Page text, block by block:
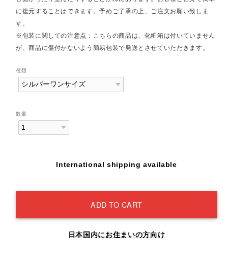
に復元することはできます。予めご了承の上、ご注文お願い致しま
す。
※包装に関しての注意点：こちらの商品は、化粧箱は付いていません
が、商品に傷付かないよう簡易包装で発送とさせていただきます。
種類
数量
International shipping available
ADD TO CART
日本国内にお住まいの方向け